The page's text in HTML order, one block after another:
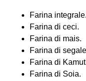
Farina integrale.
Farina di ceci.
Farina di mais.
Farina di
Farina di
Farina di Soia.